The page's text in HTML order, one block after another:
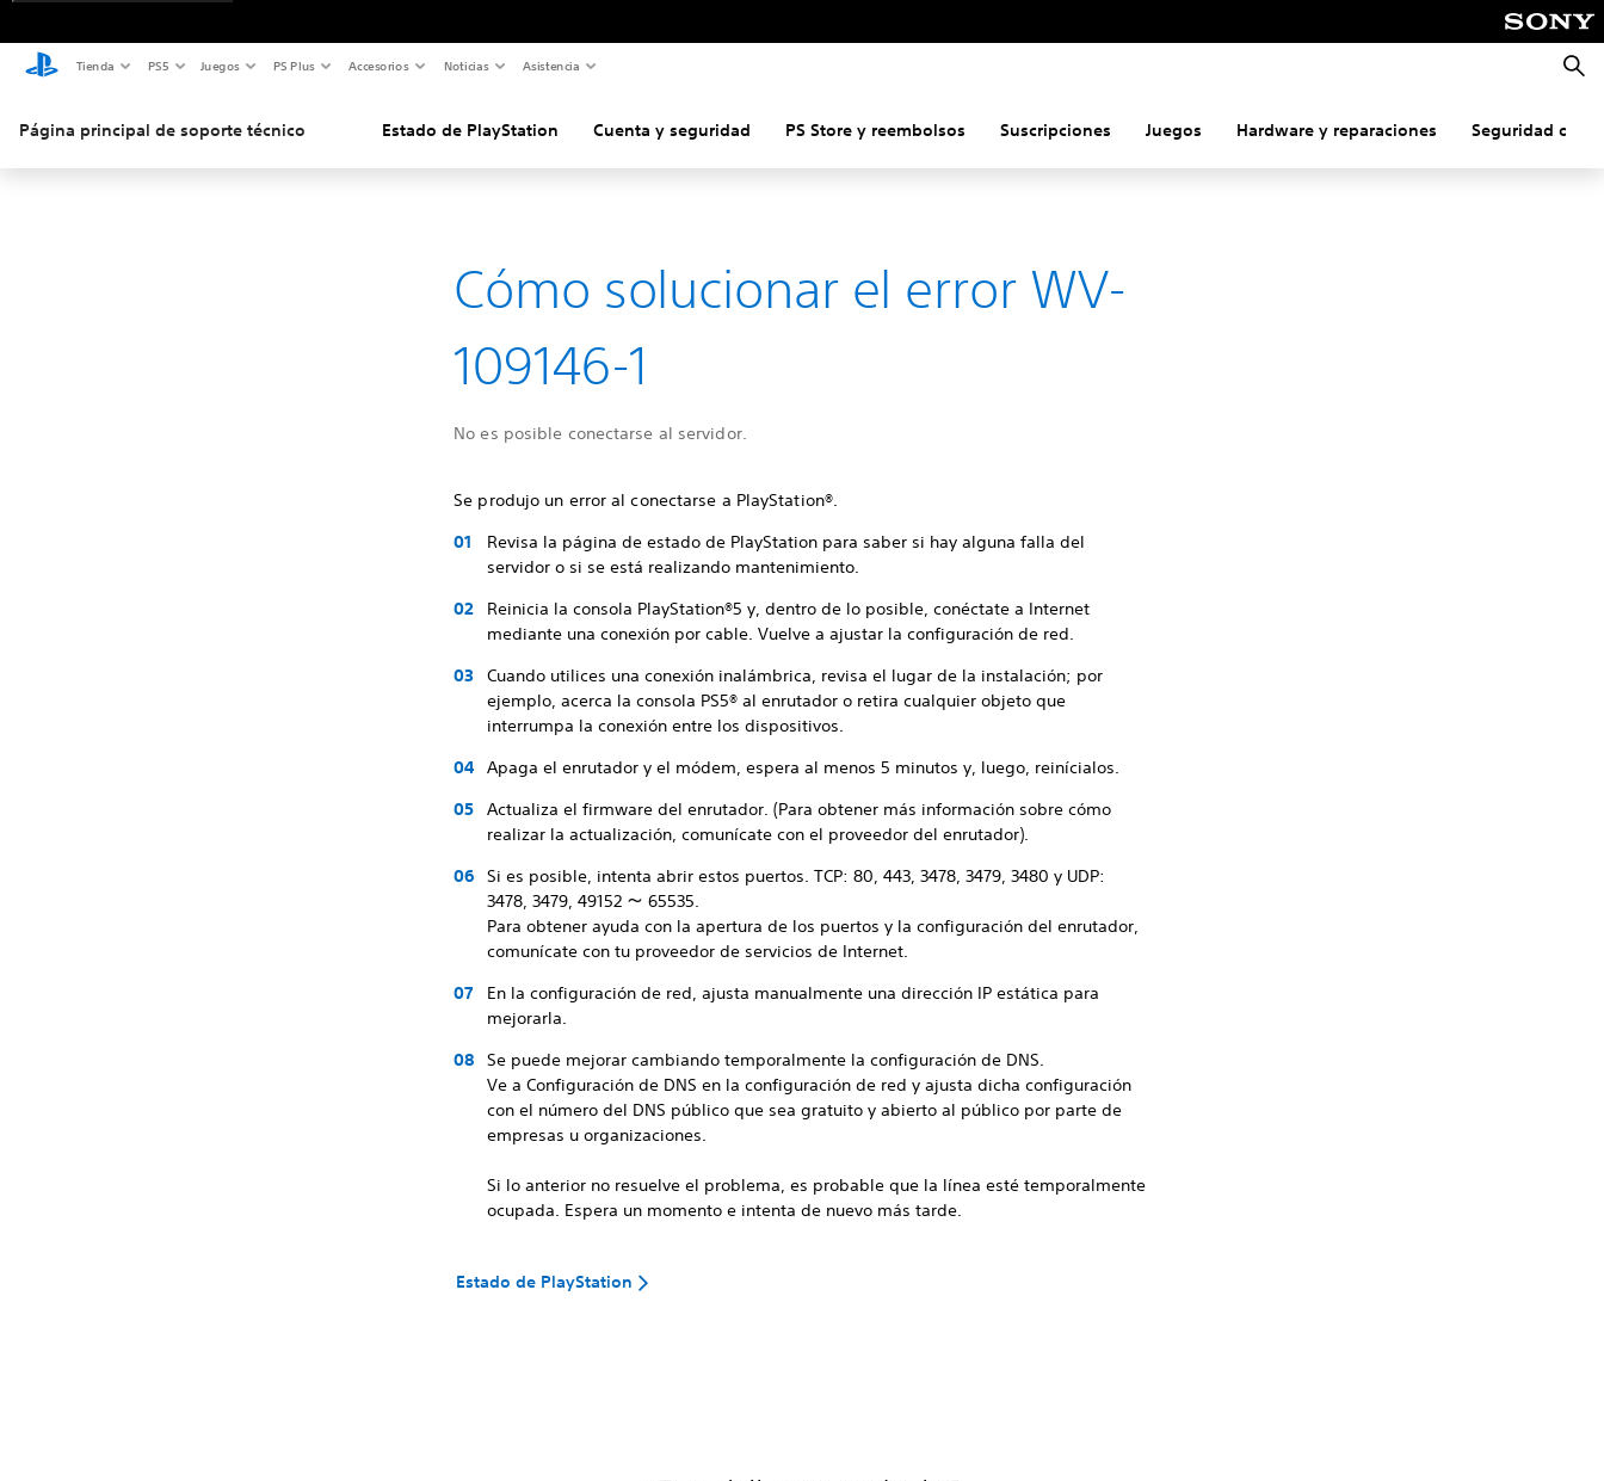
Tienda PS5 Juegos PS Plus Accesorios Noticias Asistencia
Página principal de soporte técnico Estado de PlayStation Cuenta y seguridad PS Store y reembolsos Suscripciones Juegos Hardware y reparaciones Seguridad
Cómo solucionar el error WV-
109146-1
No es posible conectarse al servidor.
Se produjo un error al conectarse a PlayStation®.
Revisa la página de estado de PlayStation para saber si hay alguna falla del
servidor o si se está realizando mantenimiento.
Reinicia la consola PlayStation®5 y, dentro de lo posible, conéctate a Internet
mediante una conexión por cable. Vuelve a ajustar la configuración de red.
Cuando utilices una conexión inalámbrica, revisa el lugar de la instalación; por
ejemplo, acerca la consola PS5® al enrutador o retira cualquier objeto que
interrumpa la conexión entre los dispositivos.
Apaga el enrutador y el módem, espera al menos 5 minutos y, luego, reinícialos.
Actualiza el firmware del enrutador. (Para obtener más información sobre cómo
realizar la actualización, comunícate con el proveedor del enrutador).
Si es posible, intenta abrir estos puertos. TCP: 80, 443, 3478, 3479, 3480 y UDP:
3478, 3479, 49152 ～ 65535.
Para obtener ayuda con la apertura de los puertos y la configuración del enrutador,
comunícate con tu proveedor de servicios de Internet.
En la configuración de red, ajusta manualmente una dirección IP estática para
mejorarla.
Se puede mejorar cambiando temporalmente la configuración de DNS.
Ve a Configuración de DNS en la configuración de red y ajusta dicha configuración
con el número del DNS público que sea gratuito y abierto al público por parte de
empresas u organizaciones.
Si lo anterior no resuelve el problema, es probable que la línea esté temporalmente
ocupada. Espera un momento e intenta de nuevo más tarde.
Estado de PlayStation